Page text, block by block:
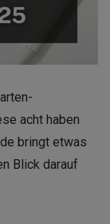
acht haben
bringt etwas
Blick darauf